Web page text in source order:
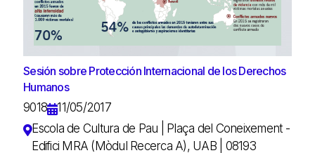
Sesión sobre Protección Internacional de los Derechos
Humanos
9018
11/05/2017
Escola de Cultura de Pau | Plaça del Coneixement -
Edifici MRA (Mòdul Recerca A), UAB | 08193